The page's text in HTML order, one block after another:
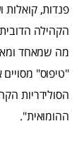
פנדות,
הקהילה
מה שמאחד
"טיפוס"
הסולידריות
ההומואית".